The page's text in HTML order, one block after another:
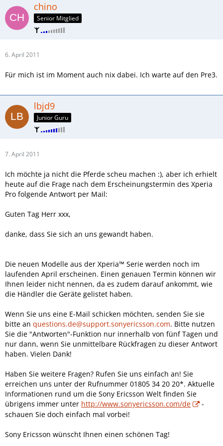
chino
Senior Mitglied
6. April 2011
Für mich ist im Moment auch nix dabei. Ich warte auf den Pre3.
lbjd9
Junior Guru
7. April 2011
Ich möchte ja nicht die Pferde scheu machen :), aber ich erhielt
heute auf die Frage nach dem Erscheinungstermin des Xperia
Pro folgende Antwort per Mail:
Guten Tag Herr xxx,
danke, dass Sie sich an uns gewandt haben.
Die neuen Modelle aus der Xperia™ Serie werden noch im
laufenden April erscheinen. Einen genauen Termin können wir
Ihnen leider nicht nennen, da es zudem darauf ankommt, wie
die Händler die Geräte gelistet haben.
Wenn Sie uns eine E-Mail schicken möchten, senden Sie sie
bitte an questions.de@support.sonyericsson.com. Bitte nutzen
Sie die "Antworten"-Funktion nur innerhalb von fünf Tagen und
nur dann, wenn Sie unmittelbare Rückfragen zu dieser Antwort
haben. Vielen Dank!
Haben Sie weitere Fragen? Rufen Sie uns einfach an! Sie
erreichen uns unter der Rufnummer 01805 34 20 20*. Aktuelle
Informationen rund um die Sony Ericsson Welt finden Sie
übrigens immer unter http://www.sonyericsson.com/de
-
schauen Sie doch einfach mal vorbei!
Sony Ericsson wünscht Ihnen einen schönen Tag!